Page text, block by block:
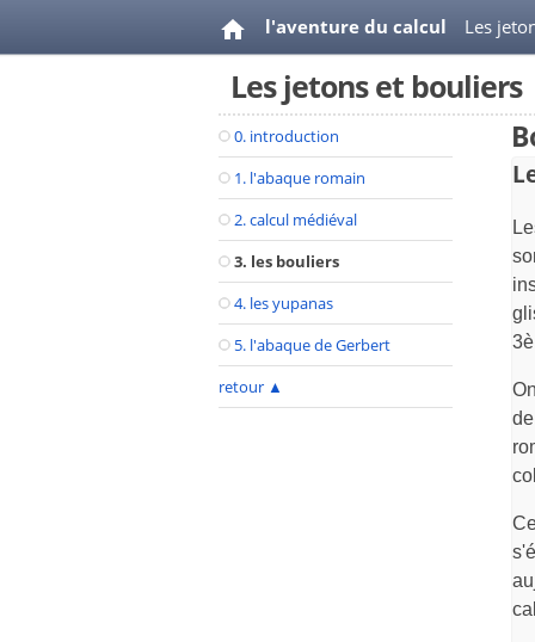
l'aventure du calcul Les
Les jetons et bouliers
0. introduction
1. l'abaque romain
2. calcul médiéval
3. les bouliers
4. les yupanas
5. l'abaque de Gerbert
retour ▲